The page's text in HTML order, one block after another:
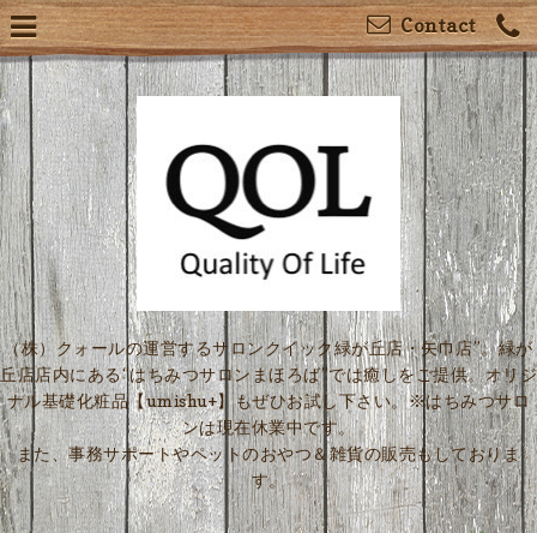
Contact
（株）クォールの運営するサロンクイック緑が丘店・矢巾店”。緑が
丘店店内にある“はちみつサロンまほろば”では癒しをご提供。オリジ
ナル基礎化粧品【umishu+】もぜひお試し下さい。※はちみつサロ
ンは現在休業中です。
また、事務サポートやペットのおやつ＆雑貨の販売もしておりま
す。